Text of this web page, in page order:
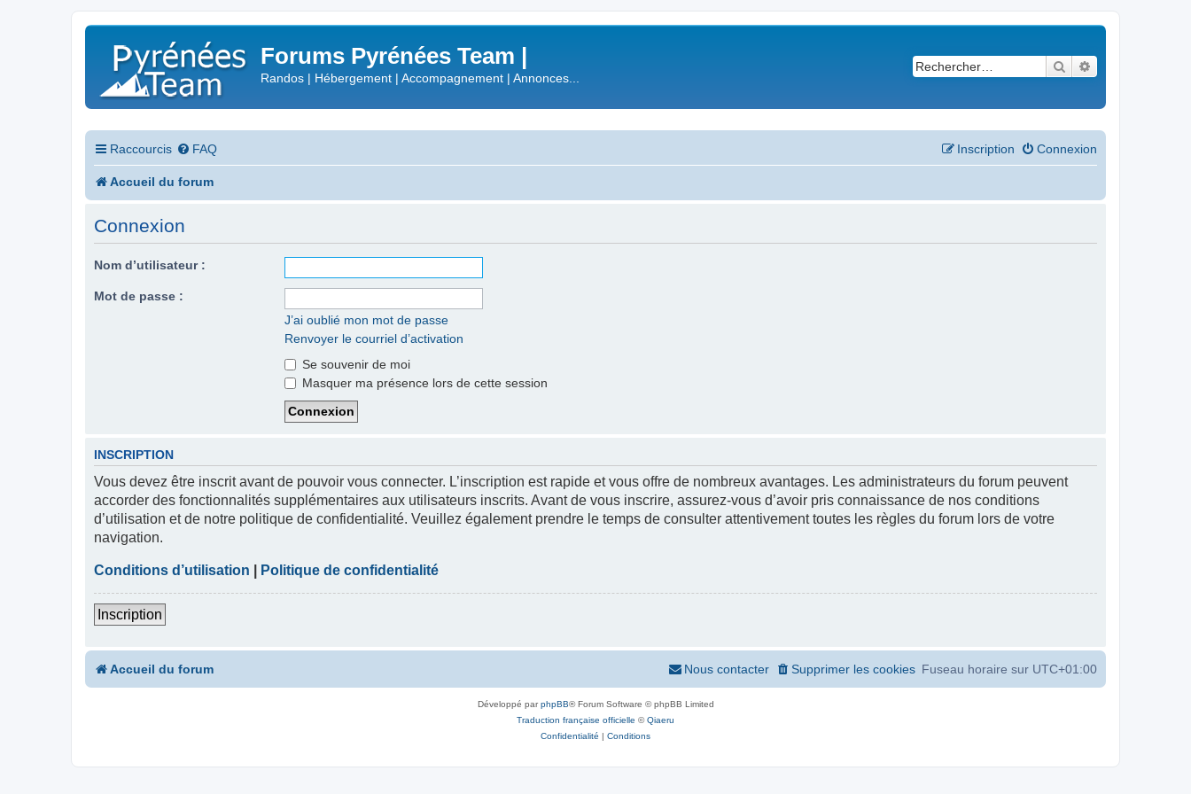
Forums Pyrénées Team |
Randos | Hébergement | Accompagnement | Annonces...
Rechercher
Raccourcis FAQ Connexion
Inscription
Accueil du forum
Connexion
Nom d’utilisateur :
Mot de passe :
J’ai oublié mon mot de passe
Renvoyer le courriel d’activation
Se souvenir de moi
Masquer ma présence lors de cette session
INSCRIPTION
Vous devez être inscrit avant de pouvoir vous connecter. L’inscription est rapide et vous offre de nombreux avantages. Les administrateurs du forum peuvent
accorder des fonctionnalités supplémentaires aux utilisateurs inscrits. Avant de vous inscrire, assurez-vous d’avoir pris connaissance de nos conditions
d’utilisation et de notre politique de confidentialité. Veuillez également prendre le temps de consulter attentivement toutes les règles du forum lors de votre
navigation.
Conditions d’utilisation Politique de confidentialité
Inscription
Accueil du forum Fuseau horaire sur UTC+01:00
Supprimer les cookies
Nous contacter
Développé parphpBB® Forum Software © phpBB Limited
Traduction française officielle ©Qiaeru
Confidentialité | Conditions